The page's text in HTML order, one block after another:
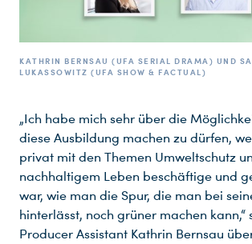
KATHRIN BERNSAU (UFA SERIAL DRAMA) UND
LUKASSOWITZ (UFA SHOW & FACTUAL)
„Ich habe mich sehr über die
diese Ausbildung machen zu dürfen,
privat mit den Themen Umweltschutz
nachhaltigem Leben beschäftige und
war, wie man die Spur, die man bei
hinterlässt, noch grüner machen kann,“
Producer Assistant Kathrin Bernsau